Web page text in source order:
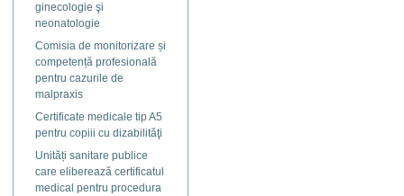
ginecologie şi
neonatologie
Comisia de monitorizare și
competență profesională
pentru cazurile de
malpraxis
Certificate medicale tip A5
pentru copiii cu dizabilităţi
Unități sanitare publice
care eliberează certificatul
medical pentru procedura